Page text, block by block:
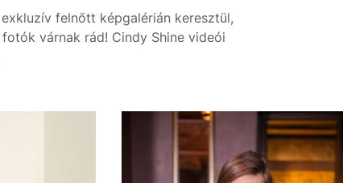
felnőtt képgalérián keresztül,
várnak rád! Cindy Shine videói